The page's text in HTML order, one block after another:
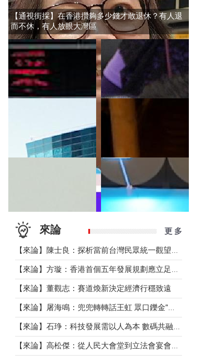
【通視街採】在香港攢夠多少錢才敢退休？有人退
而不休，有人放眼大灣區
來論 更 多
【來論】董觀志：賽道煥新決定經濟行穩致遠